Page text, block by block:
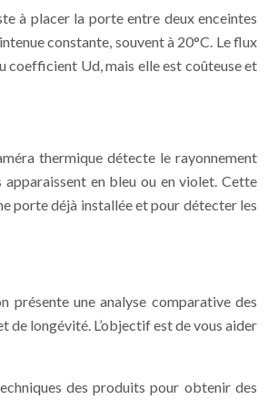
à placer la porte entre deux enceintes
constante, souvent à 20°C. Le flux
coefficient Ud, mais elle est coûteuse et
thermique détecte le rayonnement
en bleu ou en violet. Cette
porte déjà installée et pour détecter les
présente une analyse comparative des
longévité. L’objectif est de vous aider
des produits pour obtenir des